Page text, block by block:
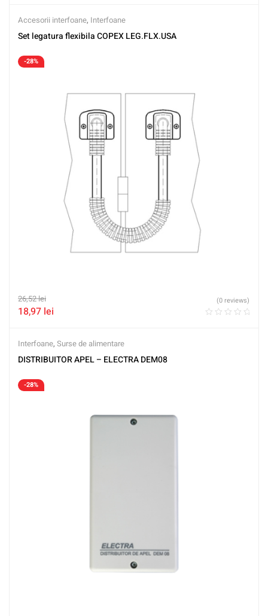
Accesorii interfoane, Interfoane
Set legatura flexibila COPEX LEG.FLX.USA
-28%
26,52lei
18,97 lei
(0 reviews)
Interfoane, Surse de alimentare
DISTRIBUITOR APEL – ELECTRA DEM08
-28%